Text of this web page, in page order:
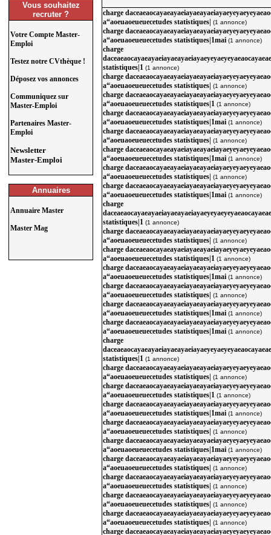
Vous souhaitez
recruter ?
Votre Compte Master-
Emploi
Testez notre CVthèque !
Déposez vos annonces
Communiquez sur
Master-Emploi
Partenaires Master-
Emploi
Newsletter
Master-Emploi
Annuaires
Annuaire Master
Master Mag
charge
a“aoeuaoeueuecetudes statistiques| (1 annonce)
charge
a“aoeuaoeueuecetudes statistiques|1mai (1 annonce)
charge
statistiques|1 (1 annonce)
charge
a“aoeuaoeueuecetudes statistiques| (1 annonce)
charge
a“aoeuaoeueuecetudes statistiques|1 (1 annonce)
charge
a“aoeuaoeueuecetudes statistiques|1mai (1 annonce)
charge
a“aoeuaoeueuecetudes statistiques| (1 annonce)
charge
a“aoeuaoeueuecetudes statistiques|1mai (1 annonce)
charge
a“aoeuaoeueuecetudes statistiques| (1 annonce)
charge
a“aoeuaoeueuecetudes statistiques|1mai (1 annonce)
charge
statistiques|1 (1 annonce)
charge
a“aoeuaoeueuecetudes statistiques| (1 annonce)
charge
a“aoeuaoeueuecetudes statistiques|1 (1 annonce)
charge
a“aoeuaoeueuecetudes statistiques|1mai (1 annonce)
charge
a“aoeuaoeueuecetudes statistiques| (1 annonce)
charge
a“aoeuaoeueuecetudes statistiques|1mai (1 annonce)
charge
a“aoeuaoeueuecetudes statistiques|1mai (1 annonce)
charge
statistiques|1 (1 annonce)
charge
a“aoeuaoeueuecetudes statistiques| (1 annonce)
charge
a“aoeuaoeueuecetudes statistiques|1 (1 annonce)
charge
a“aoeuaoeueuecetudes statistiques|1mai (1 annonce)
charge
a“aoeuaoeueuecetudes statistiques| (1 annonce)
charge
a“aoeuaoeueuecetudes statistiques|1mai (1 annonce)
charge
a“aoeuaoeueuecetudes statistiques| (1 annonce)
charge
a“aoeuaoeueuecetudes statistiques| (1 annonce)
charge
a“aoeuaoeueuecetudes statistiques| (1 annonce)
charge
a“aoeuaoeueuecetudes statistiques| (1 annonce)
charge